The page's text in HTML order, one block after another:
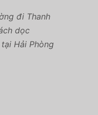
đi Thanh
dọc
Hải Phòng